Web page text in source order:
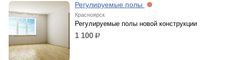
Регулируемые полы
Красноярск
Регулируемые полы новой конструкции
1 100 р.